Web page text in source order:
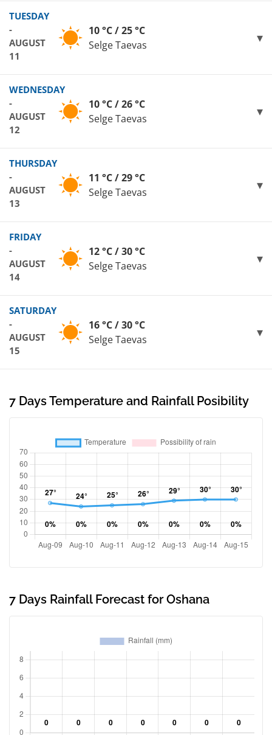
TUESDAY
-
AUGUST
11
10 °C / 25 °C
Selge Taevas
WEDNESDAY
-
AUGUST
12
10 °C / 26 °C
Selge Taevas
THURSDAY
-
AUGUST
13
11 °C / 29 °C
Selge Taevas
FRIDAY
-
AUGUST
14
12 °C / 30 °C
Selge Taevas
SATURDAY
-
AUGUST
15
16 °C / 30 °C
Selge Taevas
7 Days Temperature and Rainfall Posibility
7 Days Rainfall Forecast for Oshana